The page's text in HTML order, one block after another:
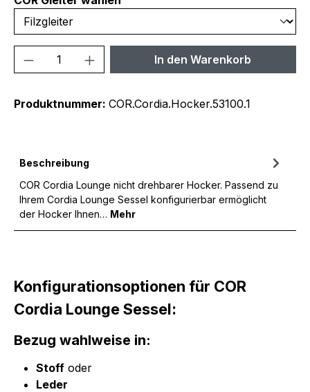
Produkt Anzahl: Gib denIn den Warenkorb
Produktnummer: COR.Cordia.Hocker.53100.1
Beschreibung
COR Cordia Lounge nicht drehbarer Hocker. Passend zu
Ihrem Cordia Lounge Sessel konfigurierbar ermöglicht
der Hocker Ihnen… Mehr
Konfigurationsoptionen für COR
Cordia Lounge Sessel:
Bezug wahlweise in:
Stoff oder
Leder